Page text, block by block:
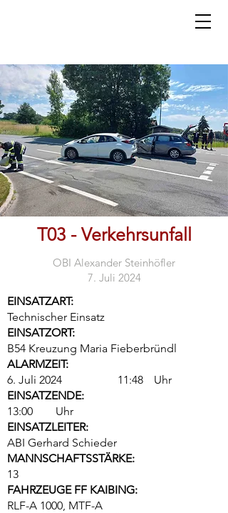
T03 - Verkehrsunfall
OBI Alexander Steinhöfler
EINSATZART:
Technischer Einsatz
EINSATZORT:
B54 Kreuzung Maria Fieberbründl
ALARMZEIT:
6. Juli 2024
11:48
Uhr
EINSATZENDE:
13:00
Uhr
EINSATZLEITER:
ABI Gerhard Schieder
MANNSCHAFTSSTÄRKE:
13
FAHRZEUGE FF KAIBING:
RLF-A 1000, MTF-A
7. Juli 2024